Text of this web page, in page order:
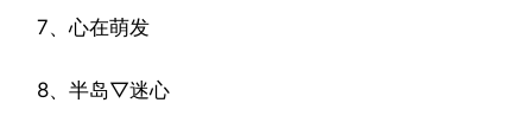
7、心在萌发
8、半岛▽迷心